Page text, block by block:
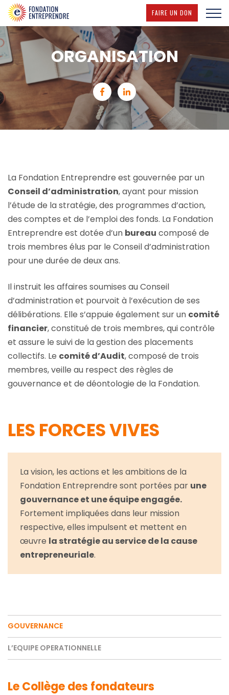
FAIRE UN DON (NOUVELLE
ORGANISATION
Partager sur Facebook
Partager sur Linkedin
La Fondation Entreprendre est gouvernée par un
Conseil d’administration, ayant pour mission
l’étude de la stratégie, des programmes d’action,
des comptes et de l’emploi des fonds. La Fondation
Entreprendre est dotée d’un bureau composé de
trois membres élus par le Conseil d’administration
pour une durée de deux ans.
Il instruit les affaires soumises au Conseil
d’administration et pourvoit à l’exécution de ses
délibérations. Elle s’appuie également sur un comité
financier, constitué de trois membres, qui contrôle
et assure le suivi de la gestion des placements
collectifs. Le comité d’Audit, composé de trois
membres, veille au respect des règles de
gouvernance et de déontologie de la Fondation.
LES FORCES VIVES
La vision, les actions et les ambitions de la
Fondation Entreprendre sont portées par une
gouvernance et une équipe engagée.
Fortement impliquées dans leur mission
respective, elles impulsent et mettent en
œuvre la stratégie au service de la cause
entrepreneuriale.
GOUVERNANCE
L’EQUIPE OPERATIONNELLE
Le Collège des fondateurs